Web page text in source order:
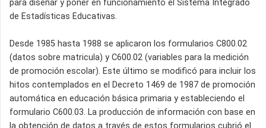
para diseñar y poner en funcionamiento el Sistema Integrado
de Estadísticas Educativas.
Desde 1985 hasta 1988 se aplicaron los formularios C800.02
(datos sobre matricula) y C600.02 (variables para la medición
de promoción escolar). Este último se modificó para incluir los
hitos contemplados en el Decreto 1469 de 1987 de promoción
automática en educación básica primaria y estableciendo el
formulario C600.03. La producción de información con base en